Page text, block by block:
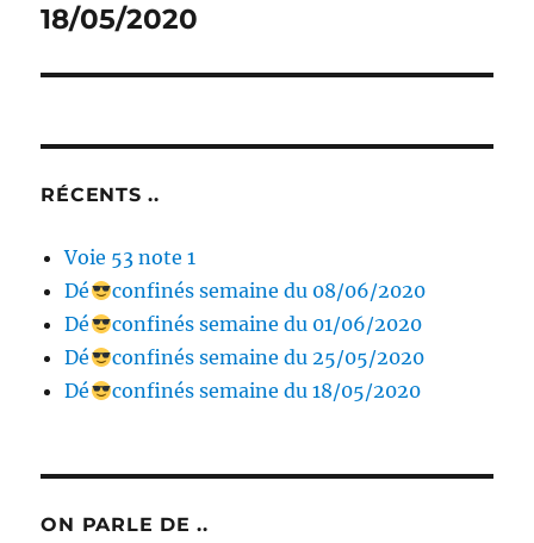
suivante :
18/05/2020
RÉCENTS ..
Voie 53 note 1
Dé
confinés semaine du 08/06/2020
Dé
confinés semaine du 01/06/2020
Dé
confinés semaine du 25/05/2020
Dé
confinés semaine du 18/05/2020
ON PARLE DE ..